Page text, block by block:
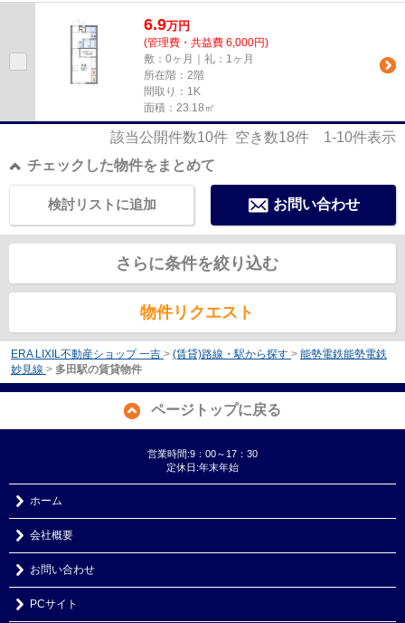
6.9万円
(管理費・共益費 6,000円)
敷：0ヶ月｜礼：1ヶ月
所在階：2階
間取り：1K
面積：23.18㎡
該当公開件数10件 空き数18件 1-10件表示
チェックした物件をまとめて
お問い合わせ
検討リストに追加
さらに条件を絞り込む
物件リクエスト
ERA LIXIL不動産ショップ 一吉 > (賃貸)路線・駅から探す > 能勢電鉄能勢電鉄
妙見線 > 多田駅の賃貸物件
ページトップに戻る
営業時間:9：00～17：30
定休日:年末年始
ホーム
会社概要
お問い合わせ
PCサイト